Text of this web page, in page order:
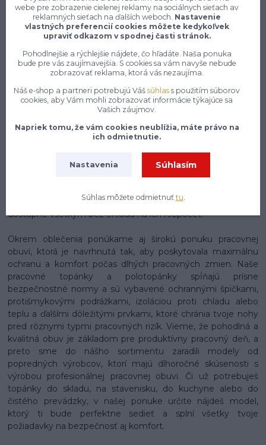
Na našom e-shope enytex.sk sa môžeš tešiť na skutočne
rozsiahly a starostlivo zostavený sortiment pracovného
oblečenia, ktorý pokrýva potreby pracovníkov naprieč
najrôznejšími odvetviami a profesiami. Či už pracuješ v
stavebníctve, priemysle, zdravotníctve, gastronómii,
logistike alebo v akomkoľvek inom obore, nájdeš u nás
presne to, čo potrebuješ, aby si si mohol svoju prácu
vykonávať nielen pohodlne, ale aj bezpečne a s
profesionálnym vzhľadom. Náš sortiment zahrnuje pracovné
nohavice, montérky, pracovné bundy, vesty, tričká, mikiny,
overaly a mnoho ďalšieho, pričom každý kus oblečenia je
vyrobený z kvalitných materiálov, ktoré sú odolné voči
každodenному opotrebovaniu, mechanickému poškodeniu
a náročným pracovným podmienkam. Dbáme na to, aby
naše oblečenie spĺňalo najvyššie štandardy kvality a zároveň
veríme, že kvalitné pracovné vybavenie by malo byť
dostupné všetkým bez ohľadu na ich rozpočet.
Okrem oblečenia ponúkame aj širokú ponuku pracovnej
obuvi, ktorá je navrhnutá tak, aby poskytovala maximálnu
ochranu a komfort počas dlhých pracovných zmien. Naše
pracovné topánky a polotopánky spĺňajú prísne
bezpečnostné normy a sú vybavené ochrannými špičkami,
protišmykovými podrážkami, izoláciou proti chladu alebo
teplu a ďalšími dôležitými prvkami, ktoré chránia tvoje nohy
pred rôznymi typmi pracovných rizík. Vieme, že pohodlná a
kvalitná obuv je základom pre produktívny pracovný deň, a
preto sme do nášho sortimentu zaradili modely od
popredných výrobcov, ktorí majú dlhoročné skúsenosti s
výrobou profesionálnej pracovnej obuvi. Či už potrebuješ
topánky do skladu, na stavenisku, do kuchyne alebo do
čistého prevádzky, v našej ponuke určite nájdeš model,
ktorý ti bude perfektne sedieť a splní všetky tvoje
požiadavky na bezpečnosť aj komfort.
webe pre zobrazenie cielenej reklamy na sociálnych sieťach av
reklamných sieťach na ďalších weboch. Nastavenie
vlastných preferencií cookies môžete kedykoľvek
upraviť odkazom v spodnej časti stránok.
Pohodlnejšie a rýchlejšie nájdete, čo hľadáte. Naša ponuka
bude pre vás zaujímavejšia. S cookies sa vám navyše nebude
zobrazovať reklama, ktorá vás nezaujíma.
Náš e-shop a partneri potrebujú Vášsúhlas s použitím súborov
cookies, aby Vám mohli zobrazovať informácie týkajúce sa
Vašich záujmov.
Napriek tomu, že vám cookies neublížia, máte právo na
ich odmietnutie.
Nastavenia Súhlasím
Súhlas môžete odmietnuť tu.